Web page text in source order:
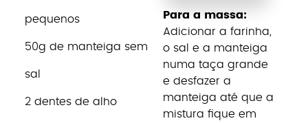
pequenos
50g de manteiga sem
sal
2 dentes de alho
Para a massa:
Adicionar a farinha,
o sal e a manteiga
numa taça grande
e desfazer a
manteiga até que a
mistura fique em